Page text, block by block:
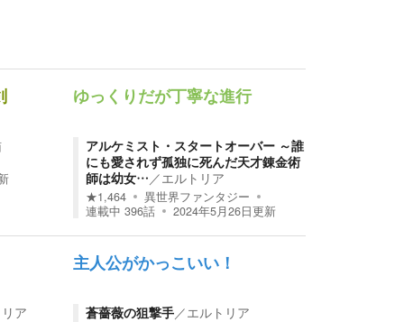
ゆっくりだが丁寧な進行
アルケミスト・スタートオーバー ～誰
にも愛されず孤独に死んだ天才錬金術
師は幼女…／エルトリア
★1,464
異世界ファンタジー
連載中 396話 2024年5月26日更新
ア
主人公がかっこいい！
蒼薔薇の狙撃手／エルトリア